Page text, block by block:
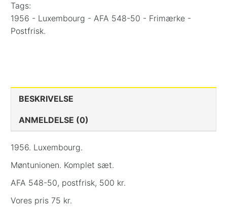
Tags:
1956 - Luxembourg - AFA 548-50 - Frimærke -
Postfrisk.
BESKRIVELSE
ANMELDELSE (0)
1956. Luxembourg.
Møntunionen. Komplet sæt.
AFA 548-50, postfrisk, 500 kr.
Vores pris 75 kr.